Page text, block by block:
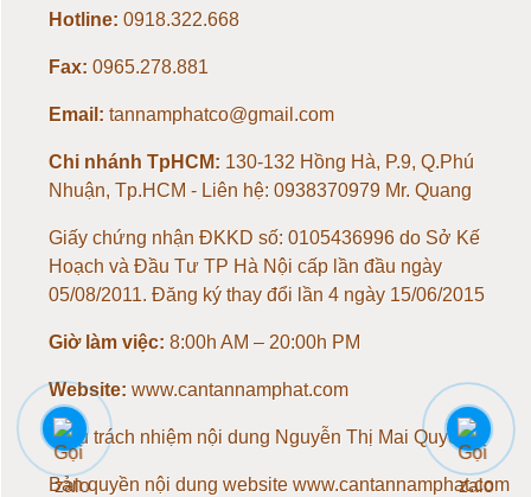
Loadcell 150kg
Loadcell 200kg
Loadcell 500kg
Loadcell 1 tấn
Loadcell 3 tấn
Loadcell 5 tấn
Hotline: 0918.322.668
Fax: 0965.278.881
Email: tannamphatco@gmail.com
Chi nhánh TpHCM: 130-132 Hồng Hà, P.9, Q.Phú
Nhuận, Tp.HCM - Liên hệ: 0938370979 Mr. Quang
Giấy chứng nhận ĐKKD số: 0105436996 do Sở Kế
Hoạch và Đầu Tư TP Hà Nội cấp lần đầu ngày
05/08/2011. Đăng ký thay đổi lần 4 ngày 15/06/2015
Giờ làm việc: 8:00h AM – 20:00h PM
Website: www.cantannamphat.com
Chịu trách nhiệm nội dung Nguyễn Thị Mai Quyên
Bản quyền nội dung website www.cantannamphat.com